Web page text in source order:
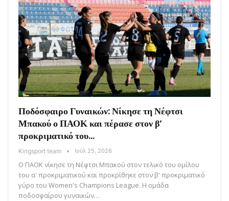
Ποδόσφαιρο Γυναικών: Νίκησε τη Νέφτσι
Μπακού ο ΠΑΟΚ και πέρασε στον β’
προκριματικό του…
Kingsport team Ιούλ 25, 2026
Ο ΠΑΟΚ νίκησε τη Νέφτσι Μπακού στον τελικό του ομίλου
του α' προκριματικού και προκρίθηκε στον β' προκριματικό
γύρο του Women's Champions League. Η ομάδα
ποδοσφαίρου γυναικών…